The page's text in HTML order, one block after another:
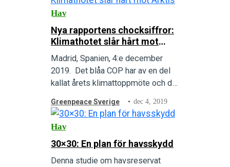
havsbrytning.
Hav
Nya rapportens chocksiffror:
Klimathotet slår hårt mot
Arktis
Madrid, Spanien, 4:e december
2019. Det blåa COP har av en del
kallat årets klimattoppmöte och det
specialrapporten om hav och
istäcken som IPCC släppte
tidigare…
Greenpeace Sverige dec 4, 2019
Hav
30×30: En plan för havsskydd
Denna studie om havsreservat